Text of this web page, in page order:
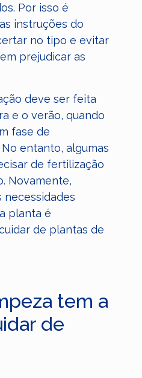
Por isso é
instruções do
no tipo e evitar
prejudicar as
deve ser feita
e o verão, quando
fase de
entanto, algumas
de fertilização
Novamente,
necessidades
planta é
de plantas de
tem a
de